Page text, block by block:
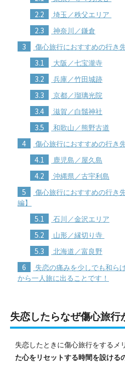
2.2 埼玉／秩父エリア
2.3 神奈川／鎌倉
3 傷心旅行におすすめの行き
3.1 大阪／七宝瀧寺
3.2 兵庫／竹田城跡
3.3 京都／瑠璃光院
3.4 滋賀／白鬚神社
3.5 和歌山／熊野古道
4 傷心旅行におすすめの行き
4.1 鹿児島／屋久島
4.2 沖縄県／古宇利島
5
傷心旅行におすすめの行き
編】
5.1 石川／金沢エリア
5.2 山形／縁切り寺
5.3 北海道／富良野
6
失恋の痛みを少しでも和ら
から一人旅に出ることです！
失恋したらなぜ傷心旅行
失恋したときに傷心旅行をするメ
た心をリセットする時間を設ける